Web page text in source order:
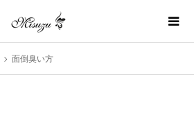
面倒臭い方